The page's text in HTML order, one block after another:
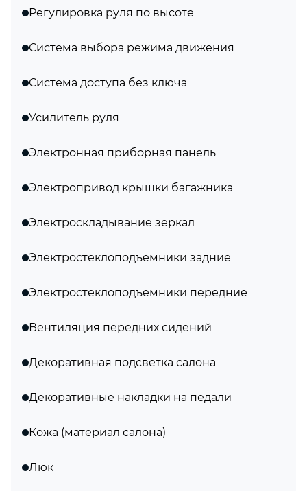
Регулировка руля по высоте
Система выбора режима движения
Система доступа без ключа
Усилитель руля
Электронная приборная панель
Электропривод крышки багажника
Электроскладывание зеркал
Электростеклоподъемники задние
Электростеклоподъемники передние
Вентиляция передних сидений
Декоративная подсветка салона
Декоративные накладки на педали
Кожа (материал салона)
Люк